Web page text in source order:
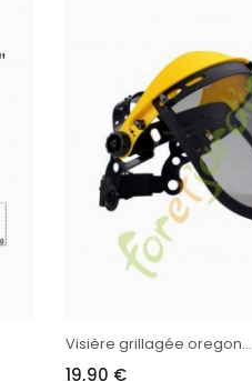
Visière grillagée oregon...
19,90 €